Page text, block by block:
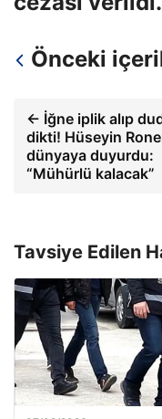
Önceki
← İğne iplik alıp
dikti! Hüseyin
dünyaya duyurdu:
“Mühürlü kalacak”
Tavsiye Edilen